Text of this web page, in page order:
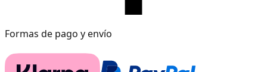
Formas de pago y envío